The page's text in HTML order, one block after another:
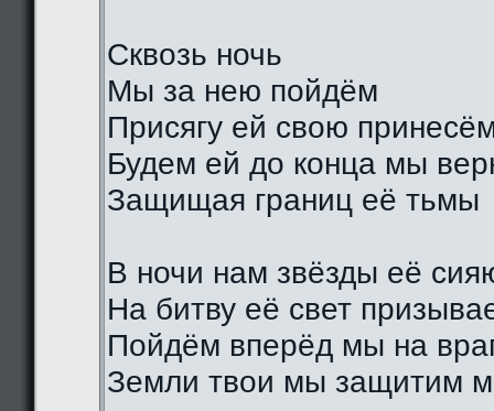
Сквозь ночь
Мы за нею пойдём
Присягу ей свою
Будем ей до конца мы
Защищая границ её тьмы
В ночи нам звёзды её
На битву её свет
Пойдём вперёд мы на
Земли твои мы защитим